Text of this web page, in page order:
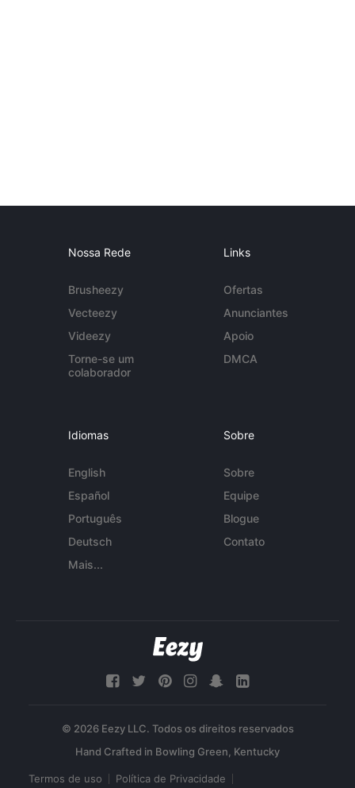
Nossa Rede
Brusheezy
Vecteezy
Videezy
Torne-se um
colaborador
Links
Ofertas
Anunciantes
Apoio
DMCA
Idiomas
English
Español
Português
Deutsch
Mais...
Sobre
Sobre
Equipe
Blogue
Contato
© 2026 Eezy LLC. Todos os direitos reservados
Termos de uso Política de Privacidade